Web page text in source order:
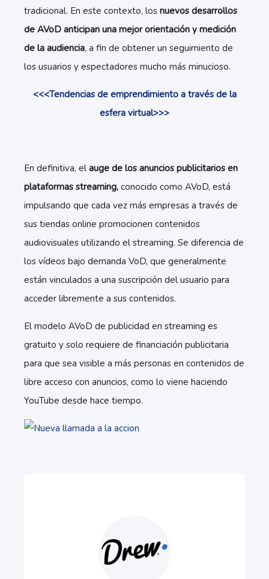
tradicional. En este contexto, los nuevos desarrollos
de AVoD anticipan una mejor orientación y medición
de la audiencia, a fin de obtener un seguimiento de
los usuarios y espectadores mucho más minucioso.
<<<Tendencias de emprendimiento a través de la
esfera virtual>>>
En definitiva, el auge de los anuncios publicitarios en
plataformas streaming, conocido como AVoD, está
impulsando que cada vez más empresas a través de
sus tiendas online promocionen contenidos
audiovisuales utilizando el streaming. Se diferencia de
los vídeos bajo demanda VoD, que generalmente
están vinculados a una suscripción del usuario para
acceder libremente a sus contenidos.
El modelo AVoD de publicidad en streaming es
gratuito y solo requiere de financiación publicitaria
para que sea visible a más personas en contenidos de
libre acceso con anuncios, como lo viene haciendo
YouTube desde hace tiempo.